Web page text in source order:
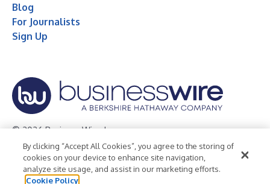
Blog
For Journalists
Sign Up
© 2026 Business Wire, Inc.
Privacy Policy Cookie Policy
Accessibility Statement
Terms of Use
Legal
By clicking “Accept All Cookies”, you agree to the storing of
cookies on your device to enhance site navigation,
analyze site usage, and assist in our marketing efforts.
Cookie Policy